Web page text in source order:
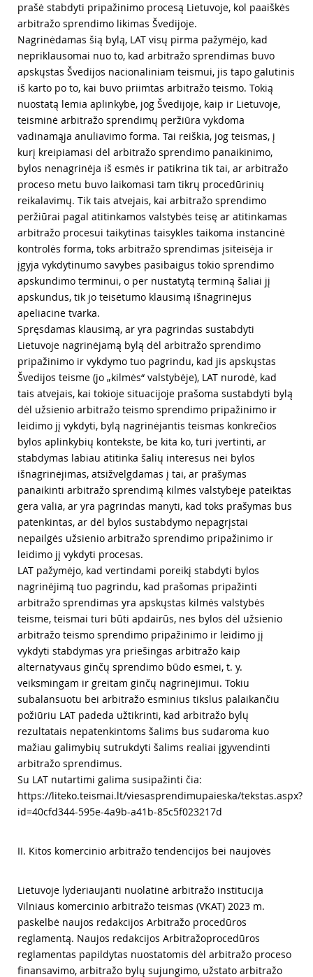
prašė stabdyti pripažinimo procesą Lietuvoje, kol paaiškės
arbitražo sprendimo likimas Švedijoje.
Nagrinėdamas šią bylą, LAT visų pirma pažymėjo, kad
nepriklausomai nuo to, kad arbitražo sprendimas buvo
apskųstas Švedijos nacionaliniam teismui, jis tapo galutinis
iš karto po to, kai buvo priimtas arbitražo teismo. Tokią
nuostatą lemia aplinkybė, jog Švedijoje, kaip ir Lietuvoje,
teisminė arbitražo sprendimų peržiūra vykdoma
vadinamąja anuliavimo forma. Tai reiškia, jog teismas, į
kurį kreipiamasi dėl arbitražo sprendimo panaikinimo,
bylos nenagrinėja iš esmės ir patikrina tik tai, ar arbitražo
proceso metu buvo laikomasi tam tikrų procedūrinių
reikalavimų. Tik tais atvejais, kai arbitražo sprendimo
peržiūrai pagal atitinkamos valstybės teisę ar atitinkamas
arbitražo procesui taikytinas taisykles taikoma instancinė
kontrolės forma, toks arbitražo sprendimas įsiteisėja ir
įgyja vykdytinumo savybes pasibaigus tokio sprendimo
apskundimo terminui, o per nustatytą terminą šaliai jį
apskundus, tik jo teisėtumo klausimą išnagrinėjus
apeliacine tvarka.
Spręsdamas klausimą, ar yra pagrindas sustabdyti
Lietuvoje nagrinėjamą bylą dėl arbitražo sprendimo
pripažinimo ir vykdymo tuo pagrindu, kad jis apskųstas
Švedijos teisme (jo „kilmės“ valstybėje), LAT nurodė, kad
tais atvejais, kai tokioje situacijoje prašoma sustabdyti bylą
dėl užsienio arbitražo teismo sprendimo pripažinimo ir
leidimo jį vykdyti, bylą nagrinėjantis teismas konkrečios
bylos aplinkybių kontekste, be kita ko, turi įvertinti, ar
stabdymas labiau atitinka šalių interesus nei bylos
išnagrinėjimas, atsižvelgdamas į tai, ar prašymas
panaikinti arbitražo sprendimą kilmės valstybėje pateiktas
gera valia, ar yra pagrindas manyti, kad toks prašymas bus
patenkintas, ar dėl bylos sustabdymo nepagrįstai
nepailgės užsienio arbitražo sprendimo pripažinimo ir
leidimo jį vykdyti procesas.
LAT pažymėjo, kad vertindami poreikį stabdyti bylos
nagrinėjimą tuo pagrindu, kad prašomas pripažinti
arbitražo sprendimas yra apskųstas kilmės valstybės
teisme, teismai turi būti apdairūs, nes bylos dėl užsienio
arbitražo teismo sprendimo pripažinimo ir leidimo jį
vykdyti stabdymas yra priešingas arbitražo kaip
alternatyvaus ginčų sprendimo būdo esmei, t. y.
veiksmingam ir greitam ginčų nagrinėjimui. Tokiu
subalansuotu bei arbitražo esminius tikslus palaikančiu
požiūriu LAT padeda užtikrinti, kad arbitražo bylų
rezultatais nepatenkintoms šalims bus sudaroma kuo
mažiau galimybių sutrukdyti šalims realiai įgyvendinti
arbitražo sprendimus.
Su LAT nutartimi galima susipažinti čia:
https://liteko.teismai.lt/viesasprendimupaieska/tekstas.aspx?
id=40cfd344-595e-4a9b-a41b-85c5f023217d
II. Kitos komercinio arbitražo tendencijos bei naujovės
Lietuvoje lyderiaujanti nuolatinė arbitražo institucija
Vilniaus komercinio arbitražo teismas (VKAT) 2023 m.
paskelbė naujos redakcijos Arbitražo procedūros
reglamentą. Naujos redakcijos Arbitražoprocedūros
reglamentas papildytas nuostatomis dėl arbitražo proceso
finansavimo, arbitražo bylų sujungimo, užstato arbitražo